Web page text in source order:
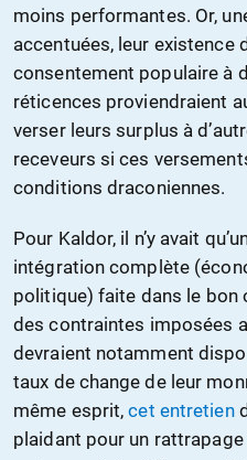
moins performantes. Or,
accentuées, leur existence
consentement populaire à
réticences proviendraient
verser leurs surplus à
receveurs si ces
conditions draconiennes.
Pour Kaldor, il n’y avait
intégration complète
politique) faite dans le bon
des contraintes imposées
devraient notamment
taux de change de leur
même esprit,cet entretien
plaidant pour un